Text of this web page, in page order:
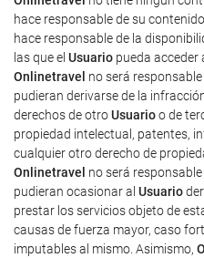
hace responsable de su
hace responsable de la
las que el Usuario pueda acceder
Onlinetravel no será
pudieran derivarse de la
derechos de otroUsuarioo de
propiedad intelectual, patentes,
cualquier otro derecho de
Onlinetravel no será
pudieran ocasionar al Usuario
prestar los servicios objeto de
causas de fuerza mayor, caso
imputables al mismo. Asimismo,